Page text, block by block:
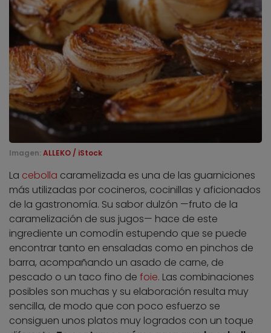
Imagen: ALLEKO / iStock
La cebolla caramelizada es una de las guarniciones
más utilizadas por cocineros, cocinillas y aficionados
de la gastronomía. Su sabor dulzón —fruto de la
caramelización de sus jugos— hace de este
ingrediente un comodín estupendo que se puede
encontrar tanto en ensaladas como en pinchos de
barra, acompañando un asado de carne, de
pescado o un taco fino de foie. Las combinaciones
posibles son muchas y su elaboración resulta muy
sencilla, de modo que con poco esfuerzo se
consiguen unos platos muy logrados con un toque